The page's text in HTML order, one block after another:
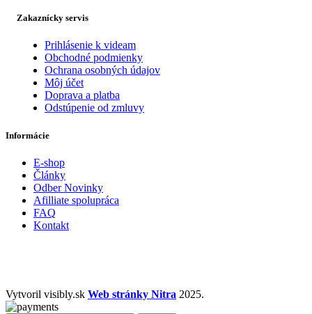
Zakaznícky servis
Prihlásenie k videam
Obchodné podmienky
Ochrana osobných údajov
Môj účet
Doprava a platba
Odstúpenie od zmluvy
Informácie
E-shop
Články
Odber Novinky
Afilliate spolupráca
FAQ
Kontakt
Vytvoril visibly.sk Web stránky Nitra 2025.